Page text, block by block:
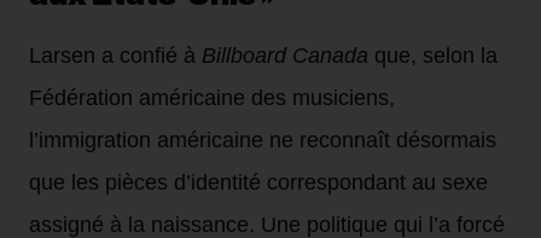
Larsen a confié à Billboard Canada que, selon la
Fédération américaine des musiciens,
l’immigration américaine ne reconnaît désormais
que les pièces d’identité correspondant au sexe
assigné à la naissance. Une politique qui l’a forcé